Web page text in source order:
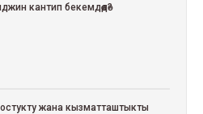
кантип бекемдөөдө?
жана кызматташтыкты